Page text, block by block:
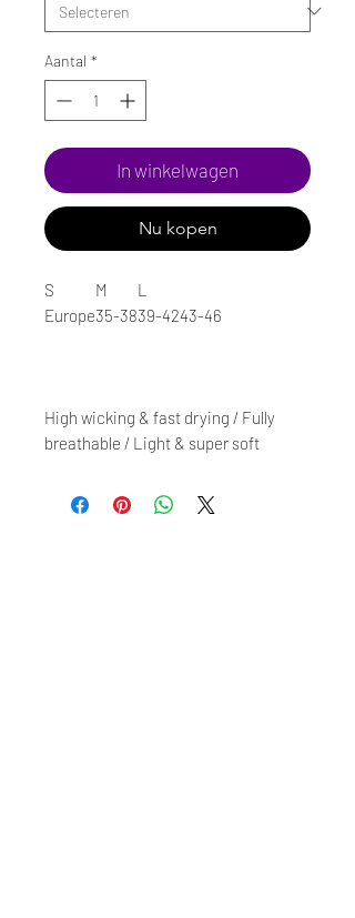
Aantal *
In winkelwagen
Nu kopen
S M
L
Europe35-3839-4243-46
High wicking & fast drying / Fully
breathable / Light & super soft